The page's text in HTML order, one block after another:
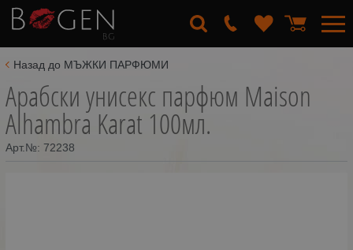
Назад до МЪЖКИ ПАРФЮМИ
Арабски унисекс парфюм Maison
Alhambra Karat 100мл.
Арт.№: 72238